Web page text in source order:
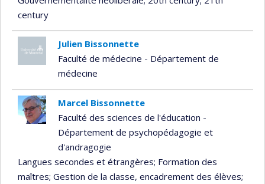
century
Julien Bissonnette
Faculté de médecine - Département de
médecine
Marcel Bissonnette
Faculté des sciences de l'éducation -
Département de psychopédagogie et
d'andragogie
Langues secondes et étrangères; Formation des
maîtres; Gestion de la classe, encadrement des élèves;